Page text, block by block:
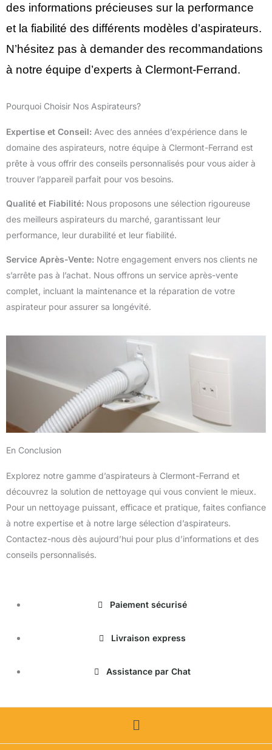
des informations précieuses sur la performance
et la fiabilité des différents modèles d’aspirateurs.
N’hésitez pas à demander des recommandations
à notre équipe d’experts à Clermont-Ferrand.
Pourquoi Choisir Nos Aspirateurs?
Expertise et Conseil: Avec des années d’expérience dans le
domaine des aspirateurs, notre équipe à Clermont-Ferrand est
prête à vous offrir des conseils personnalisés pour vous aider à
trouver l’appareil parfait pour vos besoins.
Qualité et Fiabilité: Nous proposons une sélection rigoureuse
des meilleurs aspirateurs du marché, garantissant leur
performance, leur durabilité et leur fiabilité.
Service Après-Vente: Notre engagement envers nos clients ne
s’arrête pas à l’achat. Nous offrons un service après-vente
complet, incluant la maintenance et la réparation de votre
aspirateur pour assurer sa longévité.
En Conclusion
Explorez notre gamme d’aspirateurs à Clermont-Ferrand et
découvrez la solution de nettoyage qui vous convient le mieux.
Pour un nettoyage puissant, efficace et pratique, faites confiance
à notre expertise et à notre large sélection d’aspirateurs.
Contactez-nous dès aujourd’hui pour plus d’informations et des
conseils personnalisés.
Paiement sécurisé
Livraison express
Assistance par Chat
Menu